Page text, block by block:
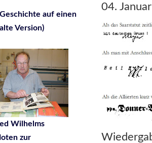
auf einen
Version)
Wilhelms
zur
04.